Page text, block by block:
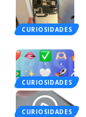
CURIOSIDADES
CURIOSIDADES
CURIOSIDADES